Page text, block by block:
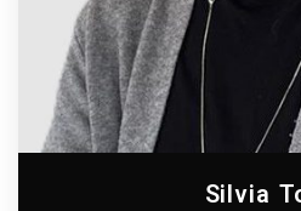
Silvia